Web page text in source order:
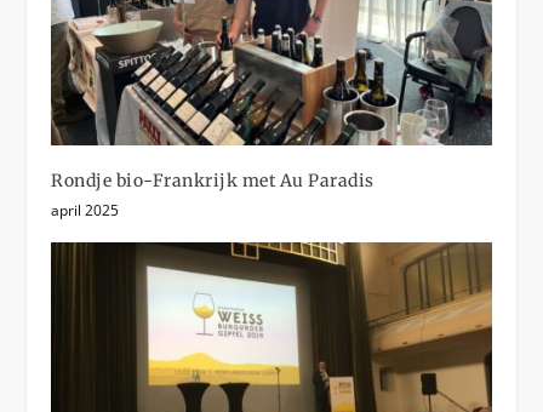
Rondje bio-Frankrijk met Au Paradis
april 2025